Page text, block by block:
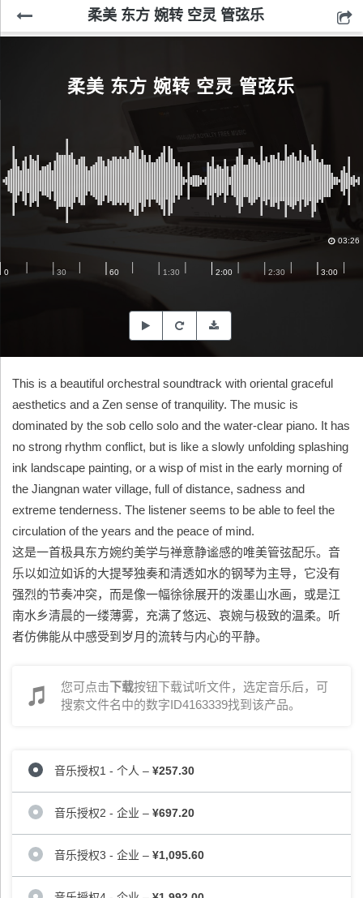
柔美 东方 婉转 空灵 管弦乐
柔美 东方 婉转 空灵 管弦乐
03:26
This is a beautiful orchestral soundtrack with oriental graceful
aesthetics and a Zen sense of tranquility. The music is
dominated by the sob cello solo and the water-clear piano. It has
no strong rhythm conflict, but is like a slowly unfolding splashing
ink landscape painting, or a wisp of mist in the early morning of
the Jiangnan water village, full of distance, sadness and
extreme tenderness. The listener seems to be able to feel the
circulation of the years and the peace of mind.
这是一首极具东方婉约美学与禅意静谧感的唯美管弦配乐。音
乐以如泣如诉的大提琴独奏和清透如水的钢琴为主导，它没有
强烈的节奏冲突，而是像一幅徐徐展开的泼墨山水画，或是江
南水乡清晨的一缕薄雾，充满了悠远、哀婉与极致的温柔。听
者仿佛能从中感受到岁月的流转与内心的平静。
您可点击下载按钮下载试听文件，选定音乐后，可
搜索文件名中的数字ID4163339找到该产品。
音乐授权1 - 个人 – ¥257.30
音乐授权2 - 企业 – ¥697.20
音乐授权3 - 企业 – ¥1,095.60